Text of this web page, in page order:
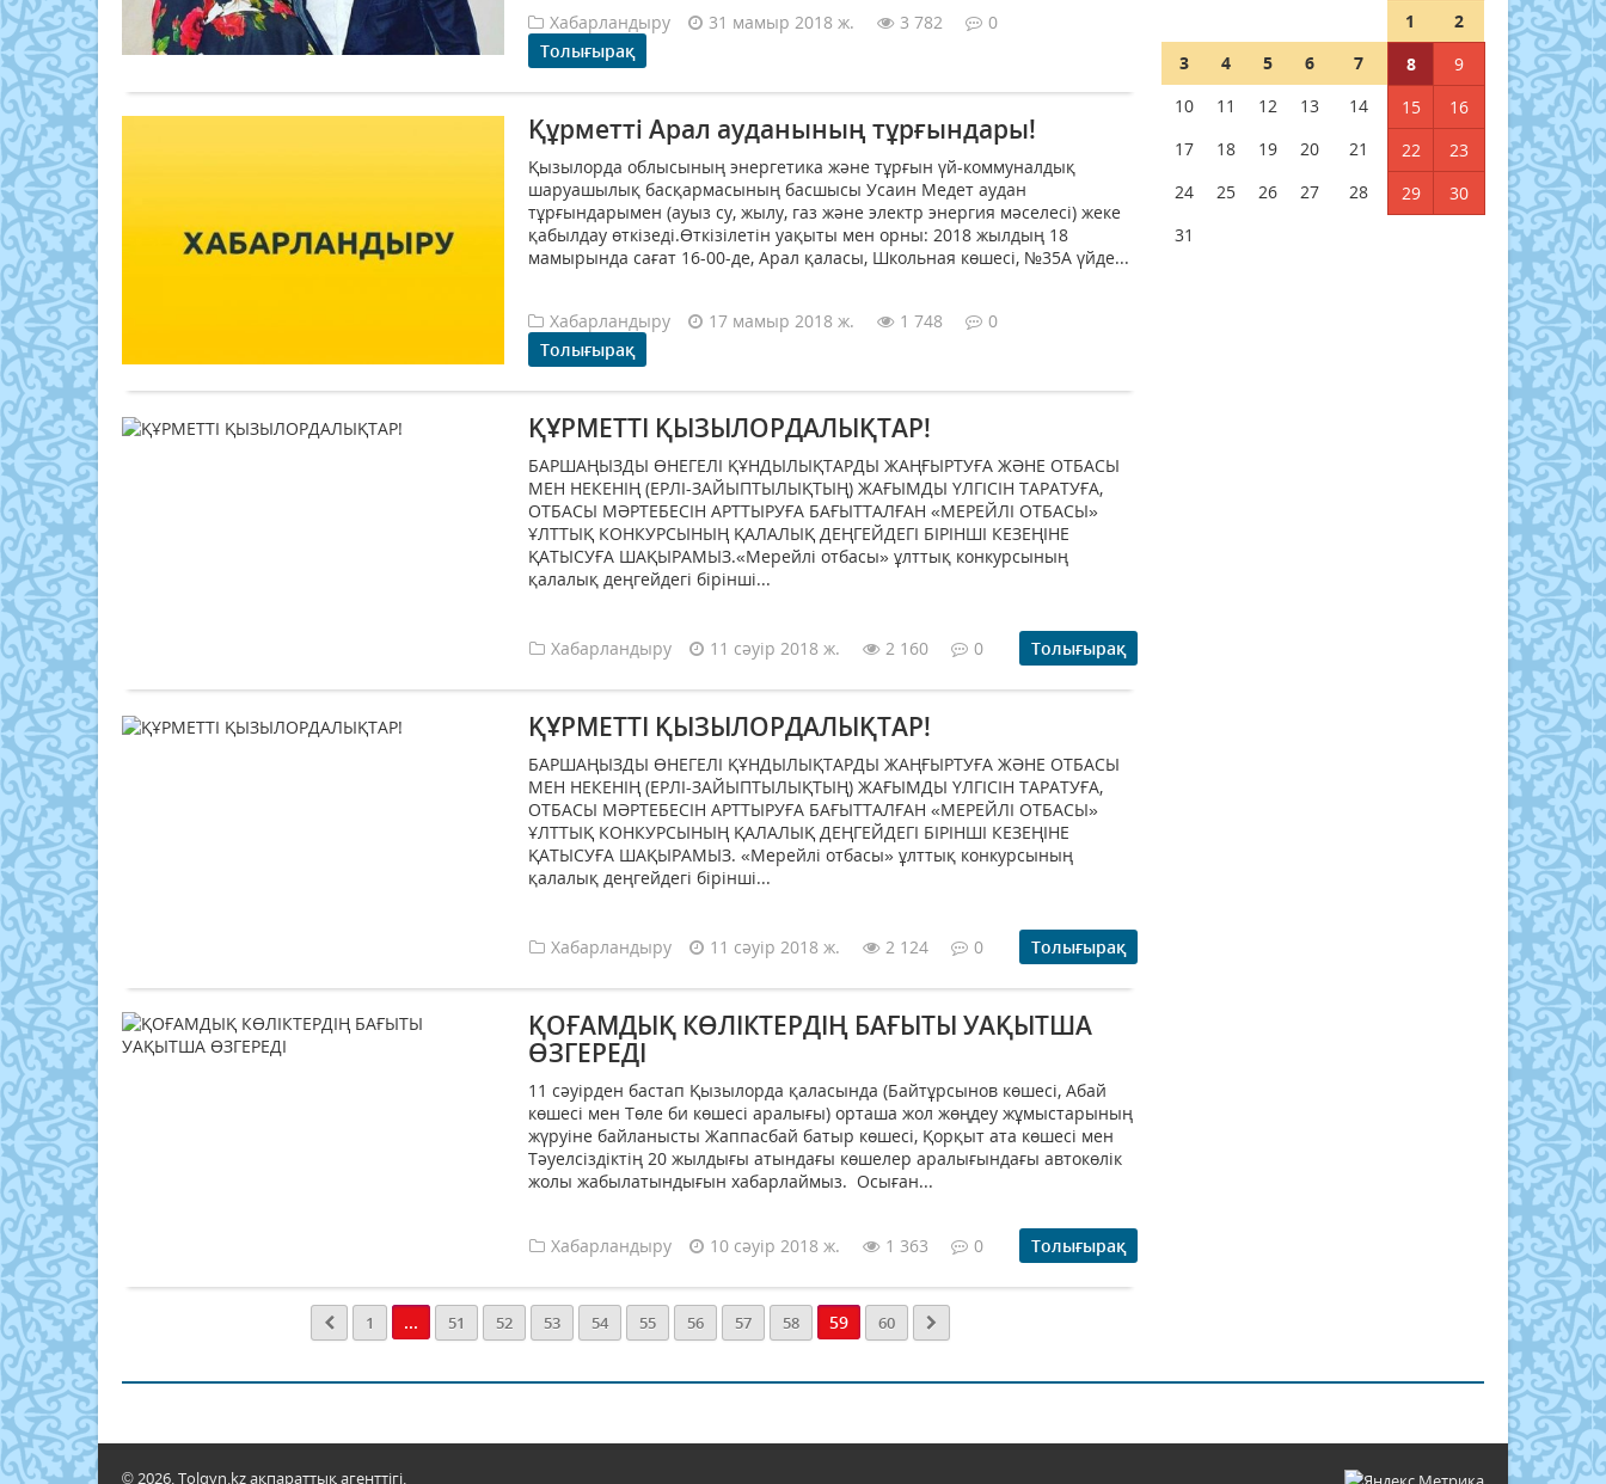
Хабарландыру
31 мамыр 2018 ж. 3 782
0
Толығырақ
Құрметті Арал ауданының тұрғындары!
Қызылорда облысының энергетика және тұрғын үй-коммуналдық
шаруашылық басқармасының басшысы Усаин Медет аудан
тұрғындарымен (ауыз су, жылу, газ және электр энергия мәселесі) жеке
қабылдау өткізеді.Өткізілетін уақыты мен орны: 2018 жылдың 18
мамырында сағат 16-00-де, Арал қаласы, Школьная көшесі, №35А үйде...
Хабарландыру 17 мамыр 2018 ж. 1 748
0
Толығырақ
ҚҰРМЕТТІ ҚЫЗЫЛОРДАЛЫҚТАР!
БАРШАҢЫЗДЫ ӨНЕГЕЛІ ҚҰНДЫЛЫҚТАРДЫ ЖАҢҒЫРТУҒА ЖӘНЕ ОТБАСЫ
МЕН НЕКЕНІҢ (ЕРЛІ-ЗАЙЫПТЫЛЫҚТЫҢ) ЖАҒЫМДЫ ҮЛГІСІН ТАРАТУҒА,
ОТБАСЫ МӘРТЕБЕСІН АРТТЫРУҒА БАҒЫТТАЛҒАН «МЕРЕЙЛІ ОТБАСЫ»
ҰЛТТЫҚ КОНКУРСЫНЫҢ ҚАЛАЛЫҚ ДЕҢГЕЙДЕГІ БІРІНШІ КЕЗЕҢІНЕ
ҚАТЫСУҒА ШАҚЫРАМЫЗ.«Мерейлі отбасы» ұлттық конкурсының
қалалық деңгейдегі бірінші...
Хабарландыру 11 сәуір 2018 ж. 2 160 0 Толығырақ
ҚҰРМЕТТІ ҚЫЗЫЛОРДАЛЫҚТАР!
БАРШАҢЫЗДЫ ӨНЕГЕЛІ ҚҰНДЫЛЫҚТАРДЫ ЖАҢҒЫРТУҒА ЖӘНЕ ОТБАСЫ
МЕН НЕКЕНІҢ (ЕРЛІ-ЗАЙЫПТЫЛЫҚТЫҢ) ЖАҒЫМДЫ ҮЛГІСІН ТАРАТУҒА,
ОТБАСЫ МӘРТЕБЕСІН АРТТЫРУҒА БАҒЫТТАЛҒАН «МЕРЕЙЛІ ОТБАСЫ»
ҰЛТТЫҚ КОНКУРСЫНЫҢ ҚАЛАЛЫҚ ДЕҢГЕЙДЕГІ БІРІНШІ КЕЗЕҢІНЕ
ҚАТЫСУҒА ШАҚЫРАМЫЗ. «Мерейлі отбасы» ұлттық конкурсының
қалалық деңгейдегі бірінші...
Хабарландыру 11 сәуір 2018 ж. 2 124 0 Толығырақ
ҚОҒАМДЫҚ КӨЛІКТЕРДІҢ БАҒЫТЫ УАҚЫТША
ӨЗГЕРЕДІ
11 сәуірден бастап Қызылорда қаласында (Байтұрсынов көшесі, Абай
көшесі мен Төле би көшесі аралығы) орташа жол жөңдеу жұмыстарының
жүруіне байланысты Жаппасбай батыр көшесі, Қорқыт ата көшесі мен
Тәуелсіздіктің 20 жылдығы атындағы көшелер аралығындағы автокөлік
жолы жабылатындығын хабарлаймыз. Осыған...
Хабарландыру 10 сәуір 2018 ж. 1 363 0 Толығырақ
1 ... 51 52 53 54 55 56 57 58 59 60
1
2
3
4 5 6 7 8
9
10
11 12 13 14 15
16
17
18 19 20 21 22
23
24
25 26 27 28 29
30
31
© 2026. Tolqyn.kz ақпараттық агенттігі.